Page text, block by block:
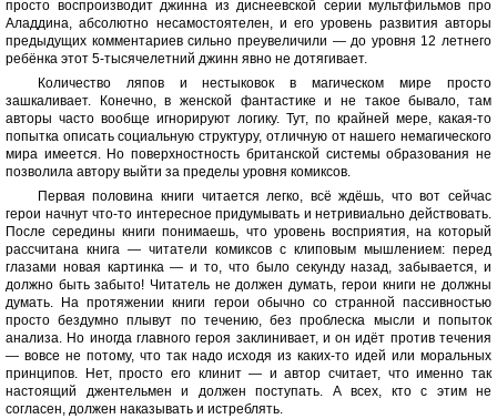
просто воспроизводит джинна из диснеевской серии мультфильмов про
Аладдина, абсолютно несамостоятелен, и его уровень развития авторы
предыдущих комментариев сильно преувеличили — до уровня 12 летнего
ребёнка этот 5-тысячелетний джинн явно не дотягивает.
Количество ляпов и нестыковок в магическом мире просто
зашкаливает. Конечно, в женской фантастике и не такое бывало, там
авторы часто вообще игнорируют логику. Тут, по крайней мере, какая-то
попытка описать социальную структуру, отличную от нашего немагического
мира имеется. Но поверхностность британской системы образования не
позволила автору выйти за пределы уровня комиксов.
Первая половина книги читается легко, всё ждёшь, что вот сейчас
герои начнут что-то интересное придумывать и нетривиально действовать.
После середины книги понимаешь, что уровень восприятия, на который
рассчитана книга — читатели комиксов с клиповым мышлением: перед
глазами новая картинка — и то, что было секунду назад, забывается, и
должно быть забыто! Читатель не должен думать, герои книги не должны
думать. На протяжении книги герои обычно со странной пассивностью
просто бездумно плывут по течению, без проблеска мысли и попыток
анализа. Но иногда главного героя заклинивает, и он идёт против течения
— вовсе не потому, что так надо исходя из каких-то идей или моральных
принципов. Нет, просто его клинит — и автор считает, что именно так
настоящий джентельмен и должен поступать. А всех, кто с этим не
согласен, должен наказывать и истреблять.